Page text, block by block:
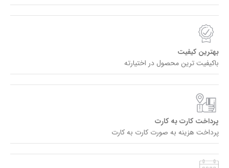
بهترین کیفیت
باکیفیت ترین محصول در اختیارته
پرداخت کارت به کارت
پرداخت هزینه به صورت کارت به کارت